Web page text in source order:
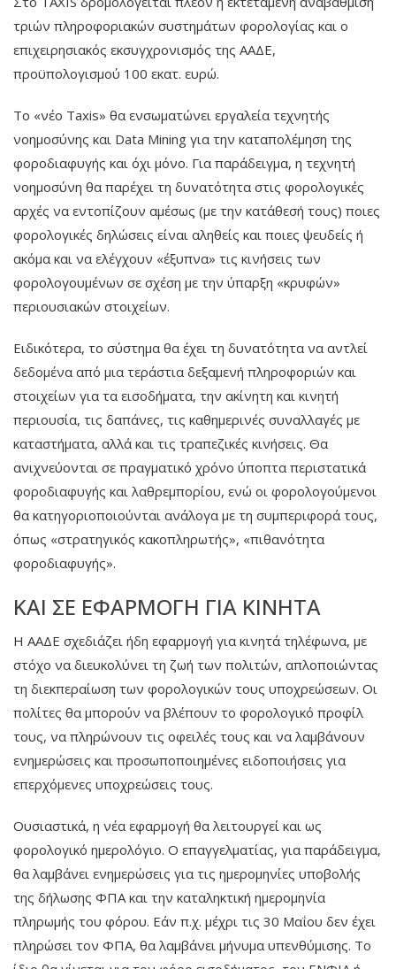
τριών πληροφοριακών συστημάτων φορολογίας και ο
επιχειρησιακός εκσυγχρονισμός της ΑΑΔΕ,
προϋπολογισμού 100 εκατ. ευρώ.
Το «νέο Taxis» θα ενσωματώνει εργαλεία τεχνητής
νοημοσύνης και Data Mining για την καταπολέμηση της
φοροδιαφυγής και όχι μόνο. Για παράδειγμα, η τεχνητή
νοημοσύνη θα παρέχει τη δυνατότητα στις φορολογικές
αρχές να εντοπίζουν αμέσως (με την κατάθεσή τους) ποιες
φορολογικές δηλώσεις είναι αληθείς και ποιες ψευδείς ή
ακόμα και να ελέγχουν «έξυπνα» τις κινήσεις των
φορολογουμένων σε σχέση με την ύπαρξη «κρυφών»
περιουσιακών στοιχείων.
Ειδικότερα, το σύστημα θα έχει τη δυνατότητα να αντλεί
δεδομένα από μια τεράστια δεξαμενή πληροφοριών και
στοιχείων για τα εισοδήματα, την ακίνητη και κινητή
περιουσία, τις δαπάνες, τις καθημερινές συναλλαγές με
καταστήματα, αλλά και τις τραπεζικές κινήσεις. Θα
ανιχνεύονται σε πραγματικό χρόνο ύποπτα περιστατικά
φοροδιαφυγής και λαθρεμπορίου, ενώ οι φορολογούμενοι
θα κατηγοριοποιούνται ανάλογα με τη συμπεριφορά τους,
όπως «στρατηγικός κακοπληρωτής», «πιθανότητα
φοροδιαφυγής».
ΚΑΙ ΣΕ ΕΦΑΡΜΟΓΉ ΓΙΑ ΚΙΝΗΤΆ
Η ΑΑΔΕ σχεδιάζει ήδη εφαρμογή για κινητά τηλέφωνα, με
στόχο να διευκολύνει τη ζωή των πολιτών, απλοποιώντας
τη διεκπεραίωση των φορολογικών τους υποχρεώσεων. Οι
πολίτες θα μπορούν να βλέπουν το φορολογικό προφίλ
τους, να πληρώνουν τις οφειλές τους και να λαμβάνουν
ενημερώσεις και προσωποποιημένες ειδοποιήσεις για
επερχόμενες υποχρεώσεις τους.
Ουσιαστικά, η νέα εφαρμογή θα λειτουργεί και ως
φορολογικό ημερολόγιο. Ο επαγγελματίας, για παράδειγμα,
θα λαμβάνει ενημερώσεις για τις ημερομηνίες υποβολής
της δήλωσης ΦΠΑ και την καταληκτική ημερομηνία
πληρωμής του φόρου. Εάν π.χ. μέχρι τις 30 Μαΐου δεν έχει
πληρώσει τον ΦΠΑ, θα λαμβάνει μήνυμα υπενθύμισης. Το